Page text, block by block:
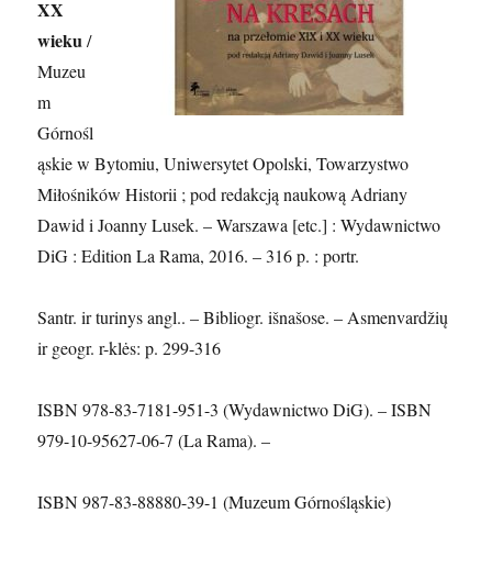
XX
wieku/
Muzeu
m
Górnośl
ąskie w Bytomiu, Uniwersytet Opolski, Towarzystwo
Miłośników Historii ; pod redakcją naukową Adriany
Dawid i Joanny Lusek. – Warszawa [etc.] : Wydawnictwo
DiG : Edition La Rama, 2016. – 316 p. : portr.
Santr. ir turinys angl.. – Bibliogr. išnašose. – Asmenvardžių
ir geogr. r-klės: p. 299-316
ISBN 978-83-7181-951-3 (Wydawnictwo DiG). – ISBN
979-10-95627-06-7 (La Rama). –
ISBN 987-83-88880-39-1 (Muzeum Górnośląskie)